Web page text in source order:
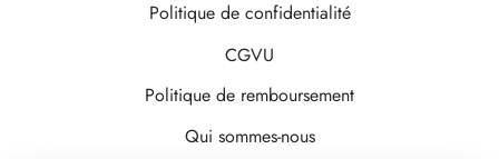
Politique de confidentialité
CGVU
Politique de remboursement
Qui sommes-nous